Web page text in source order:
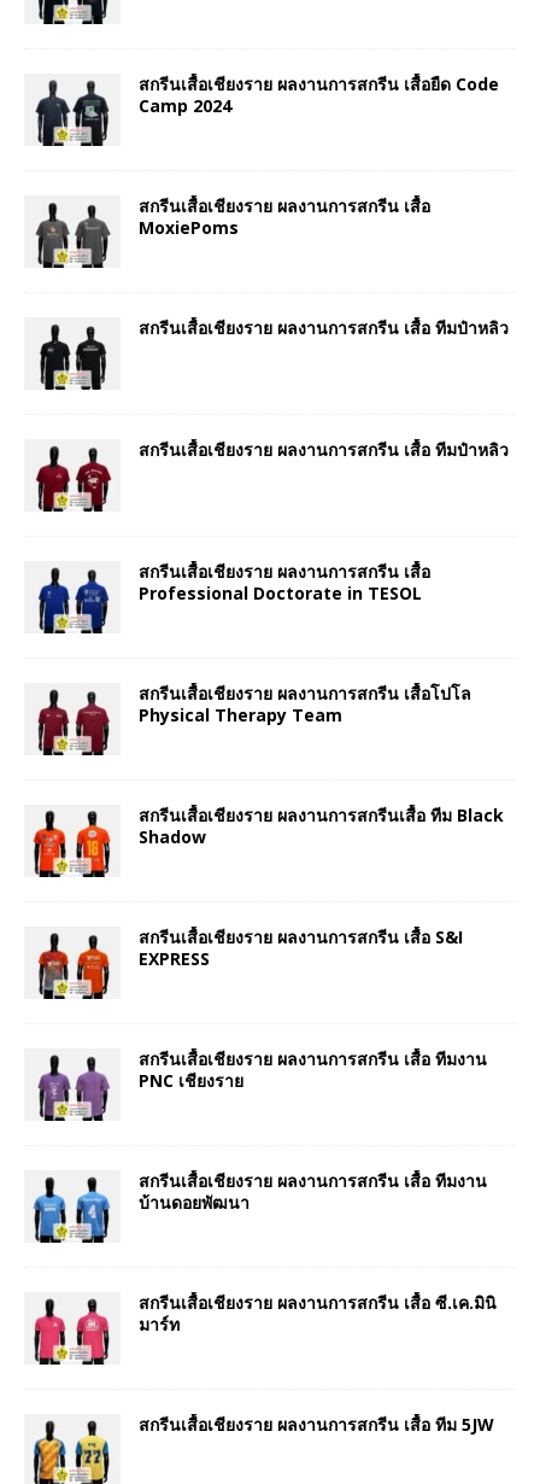
สกรีนเสื้อเชียงราย ผลงานการสกรีน เสื้อยืด Code
Camp 2024
สกรีนเสื้อเชียงราย ผลงานการสกรีน เสื้อ
MoxiePoms
สกรีนเสื้อเชียงราย ผลงานการสกรีน เสื้อ ทีมป๋าหลิว
สกรีนเสื้อเชียงราย ผลงานการสกรีน เสื้อ ทีมป๋าหลิว
สกรีนเสื้อเชียงราย ผลงานการสกรีน เสื้อ
Professional Doctorate in TESOL
สกรีนเสื้อเชียงราย ผลงานการสกรีน เสื้อโปโล
Physical Therapy Team
สกรีนเสื้อเชียงราย ผลงานการสกรีนเสื้อ ทีม Black
Shadow
สกรีนเสื้อเชียงราย ผลงานการสกรีน เสื้อ S&I
EXPRESS
สกรีนเสื้อเชียงราย ผลงานการสกรีน เสื้อ ทีมงาน
PNC เชียงราย
สกรีนเสื้อเชียงราย ผลงานการสกรีน เสื้อ ทีมงาน
บ้านดอยพัฒนา
สกรีนเสื้อเชียงราย ผลงานการสกรีน เสื้อ ซี.เค.มินิ
มาร์ท
สกรีนเสื้อเชียงราย ผลงานการสกรีน เสื้อ ทีม 5JW